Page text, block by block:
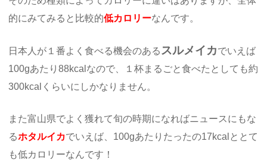
的にみてみると比較的低カロリーなんです。
日本人が１番よく食べる機会のある スルメイカでいえば
100gあたり88kcalなので、１杯まるごと食べたとしても約
300kcalくらいにしかなりません。
また富山県でよく獲れて旬の時期になればニュースにもな
るホタルイカでいえば、100gあたりたったの17kcalととて
も低カロリーなんです！